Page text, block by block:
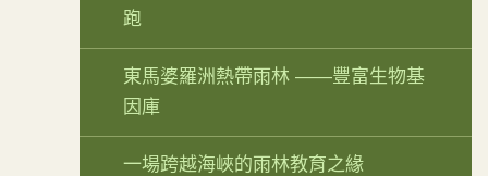
跑
東馬婆羅洲熱帶雨林 ——豐富生物基
因庫
一場跨越海峽的雨林教育之緣